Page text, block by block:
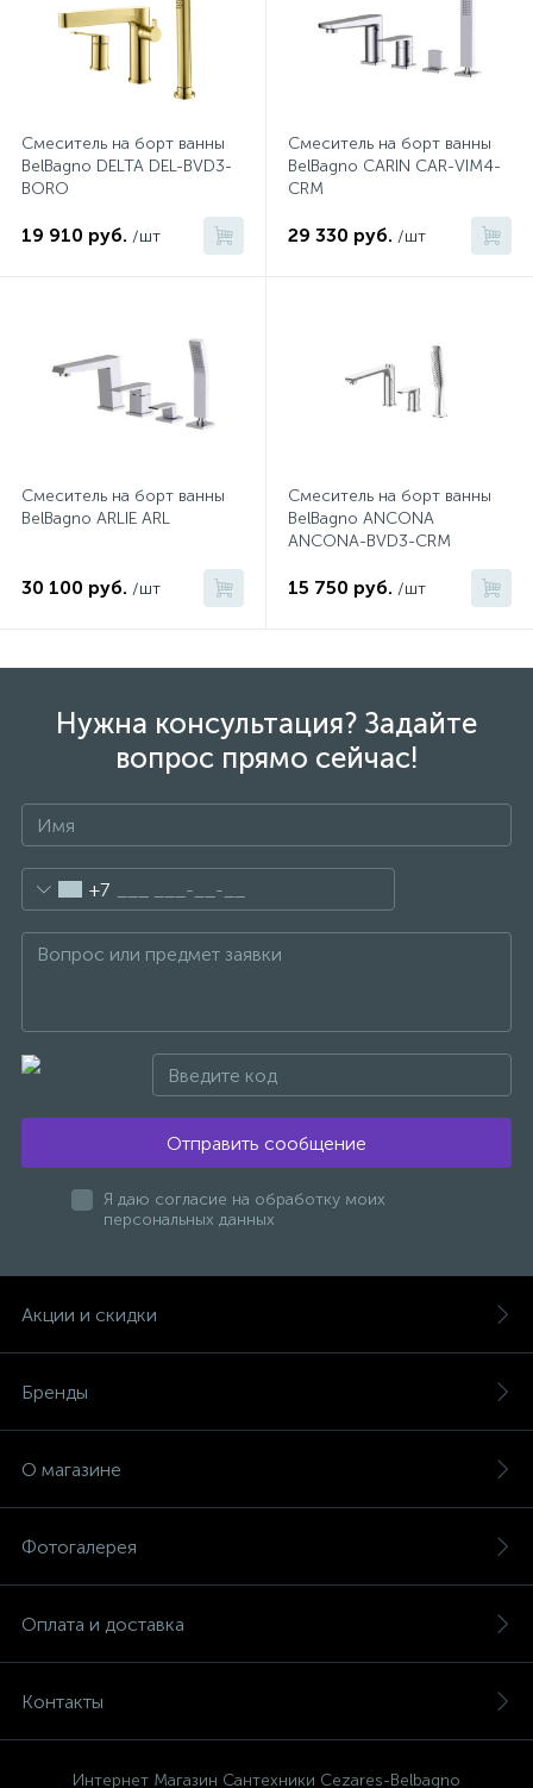
Смеситель на борт ванны
BelBagno DELTA DEL-BVD3-
BORO
19 910 руб. /шт
Смеситель на борт ванны
BelBagno CARIN CAR-VIM4-
CRM
29 330 руб. /шт
Смеситель на борт ванны
BelBagno ARLIE ARL
30 100 руб. /шт
Смеситель на борт ванны
BelBagno ANCONA
ANCONA-BVD3-CRM
15 750 руб. /шт
Нужна консультация? Задайте
вопрос прямо сейчас!
+7
Отправить сообщение
Я даю согласие на обработку моих
персональных данных
Акции и скидки
Бренды
О магазине
Фотогалерея
Оплата и доставка
Контакты
Интернет Магазин Сантехники Cezares-Belbagno